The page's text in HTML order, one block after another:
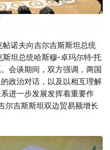
帖诺夫向吉尔吉斯斯坦总统
坦总统哈斯穆-卓玛尔特·托
会谈期间，双方强调，两国
政治对话，以及以相互理解
进一步发展发挥着重要作
尔吉斯斯坦双边贸易额增长